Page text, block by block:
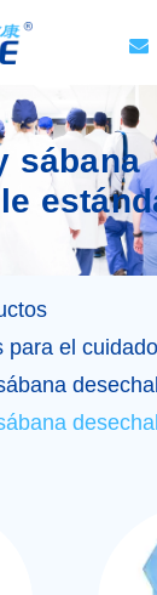
sábana
para el